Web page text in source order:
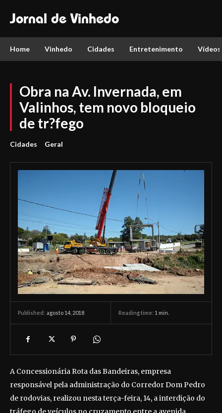
Jornal de Vinhedo
Home Vinhedo Cidades Entretenimento Vídeos
Obra na Av. Invernada, em
Valinhos, tem novo bloqueio
de tr?fego
Cidades Geral
Published: agosto 14, 2018 Reading time: 1 min.
A Concessionária Rota das Bandeiras, empresa
responsável pela administração do Corredor Dom Pedro
de rodovias, realizou nesta terça-feira, 14, a interdição do